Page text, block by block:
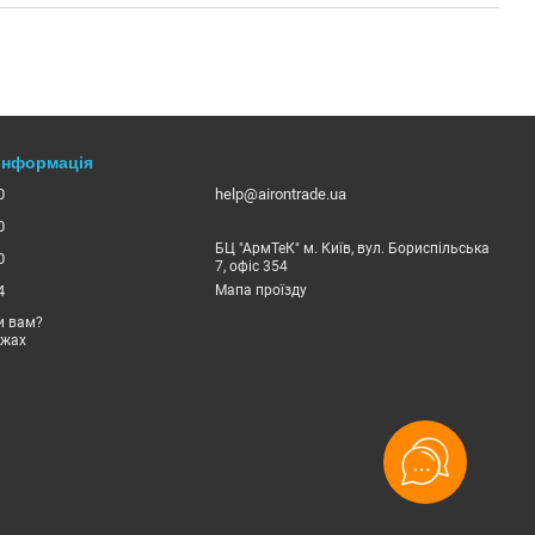
вам?
help@airontrade.ua
БЦ "АрмТеК" м. Київ, вул. Бориспільська
7, офіс 354
Мапа проїзду